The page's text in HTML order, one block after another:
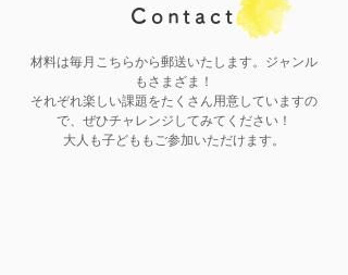
​Contact
材料は毎月こちらから郵送いたします。ジャンル
もさまざま！
それぞれ楽しい課題をたくさん用意していますの
で、ぜひチャレンジしてみてください！
大人も子どももご参加いただけます。